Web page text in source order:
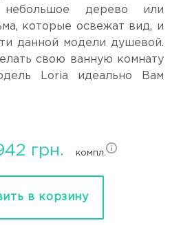
дерево или
которые освежат вид, и
данной модели душевой.
свою ванную комнату
Loria идеально Вам
грн. компл.
в корзину